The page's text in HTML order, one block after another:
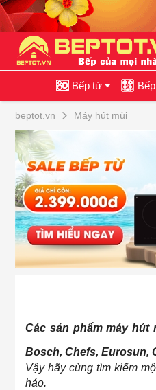
Bếp từ
beptot.vn Máy hút mùi
Các sản phẩmmáy hút
Bosch, Chefs, Eurosun,
Vậy hãy cùng tìm kiếm
hảo.